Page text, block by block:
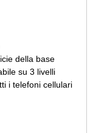
della base
su 3 livelli
i telefoni cellulari